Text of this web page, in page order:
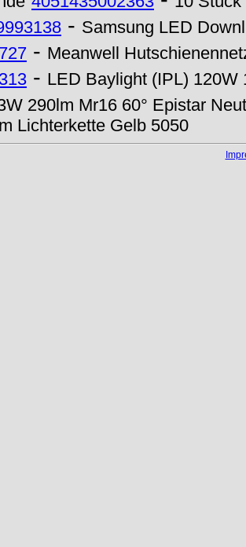
- Samsung LED
- Meanwell
- LED Baylight (IPL) 120W
290lm Mr16 60° Epistar
Lichterkette Gelb 5050